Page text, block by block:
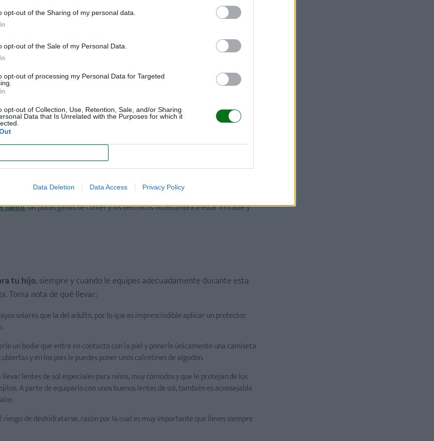
opt-out of the Sharing of my personal data.
opt-out of the Sale of my Personal Data.
opt-out of processing my Personal Data for Targeted
opt-out of Collection, Use, Retention, Sale, and/or Sharing
Data that Is Unrelated with the Purposes for which it
Data Deletion Data Access Privacy Policy
por capas, pues el tiempo puede cambiar rápidamente y volverse frío de
siguiente: bodie o camiseta de algodón, playerita de algodón, jersey y
le sostenga el talón y le proteja de los arbustos y de las piedras.
unos calcetines gruesos, con el fin de protegerlo de las plantas urticantes o
Las manos y los pies del niño no son indicativos, ya que suelen estar
llanto, las pocas ganas de comer y los berrinchs. Acostumbra a estar irritable y
tu hijo, siempre y cuando le equipes adecuadamente durante esta
Toma nota de qué llevar:
solares que la del adulto, por lo que es imprescindible aplicar un protector
un bodie que entre en contacto con la piel y ponerle únicamente una camiseta
y en los pies le puedes poner unos calcetines de algodón.
lentes de sol especiales para niños, muy cómodos y que le protejan de los
A parte de equiparlo con unos buenos lentes de sol, también es aconsejable
de deshidratarse, razón por la cual es muy importante que lleves siempre